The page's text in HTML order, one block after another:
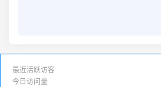
最近活跃访客
今日访问量